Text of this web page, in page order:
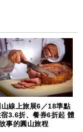
線上旅展6／18準點
宿3.6折、餐券6折起 體
事的圓山旅程